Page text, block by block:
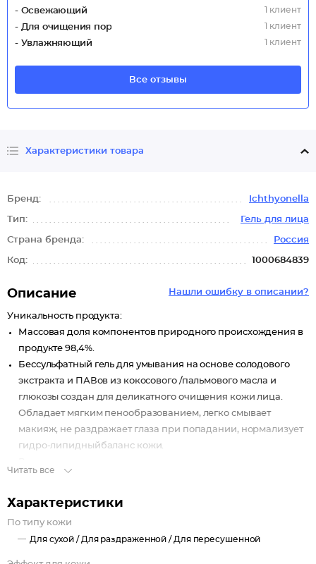
- Освежающий 1 клиент
- Для очищения пор 1 клиент
- Увлажняющий 1 клиент
Все отзывы
Характеристики товара
Бренд: Ichthyonella
Тип: Гель для лица
Страна бренда: Россия
Код: 1000684839
Нашли ошибку в описании?
Описание
Уникальность продукта:
Массовая доля компонентов природного происхождения в
продукте 98,4%.
Бессульфатный гель для умывания на основе солодового
экстракта и ПАВов из кокосового /пальмового масла и
глюкозы создан для деликатного очищения кожи лица.
Обладает мягким пенообразованием, легко смывает
макияж, не раздражает глаза при попадании, нормализует
гидро-липидныйбаланс кожи.
Основные рабочие активы:
Мягкое очищение: мягкие бессульфатные ПАВы
Читать все
Характеристики
По типу кожи
Для сухой / Для раздраженной / Для пересушенной